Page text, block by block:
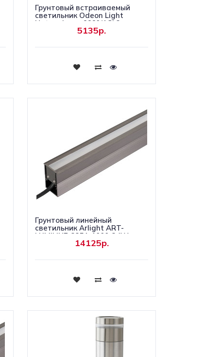
Грунтовый встраиваемый
светильник Odeon Light
Nature Ingro 6660/1GL3
5135р.
Купить
Грунтовый линейный
светильник Arlight ART-
LUMILINE-3351-1000-24W
Day4000 032487(1)
14125р.
Купить